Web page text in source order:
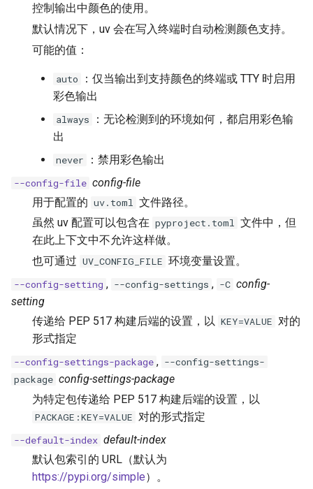
控制输出中颜色的使用。
默认情况下，uv 会在写入终端时自动检测颜色支持。
可能的值：
auto
：仅当输出到支持颜色的终端或 TTY 时启用
彩色输出
always
：无论检测到的环境如何，都启用彩色输
出
never ：禁用彩色输出
--config-file config-file
用于配置的 uv.toml 文件路径。
虽然 uv 配置可以包含在 pyproject.toml 文件中，但
在此上下文中不允许这样做。
也可通过 UV_CONFIG_FILE 环境变量设置。
--config-setting , --config-settings , -C config-
setting
传递给 PEP 517 构建后端的设置，以 KEY=VALUE 对的
形式指定
--config-settings-package , --config-settings-
package config-settings-package
为特定包传递给 PEP 517 构建后端的设置，以
PACKAGE:KEY=VALUE 对的形式指定
--default-index default-index
默认包索引的 URL（默认为
https://pypi.org/simple）。